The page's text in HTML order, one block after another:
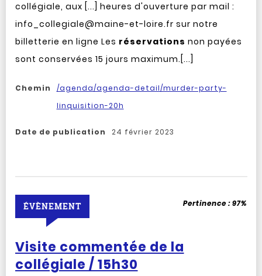
collégiale, aux [...] heures d'ouverture par mail :
info_collegiale@maine-et-loire.fr sur notre
billetterie en ligne Les réservations non payées
sont conservées 15 jours maximum.[...]
Chemin
/agenda/agenda-detail/murder-party-
linquisition-20h
Date de publication 24 février 2023
Visite commentée de la
collégiale / 15h30
ÉVÈNEMENT Pertinence :97%